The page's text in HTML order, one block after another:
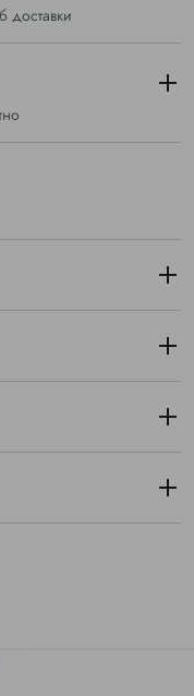
доставки